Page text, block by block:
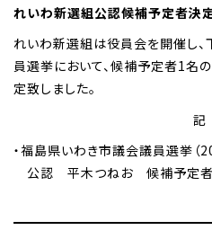
れいわ新選組公認候補予定者決
れいわ新選組は役員会を開催し
員選挙において、候補予定者1名
定致しました。
記
・福島県いわき市議会議員選挙（
公認 平木つねお 候補予定者